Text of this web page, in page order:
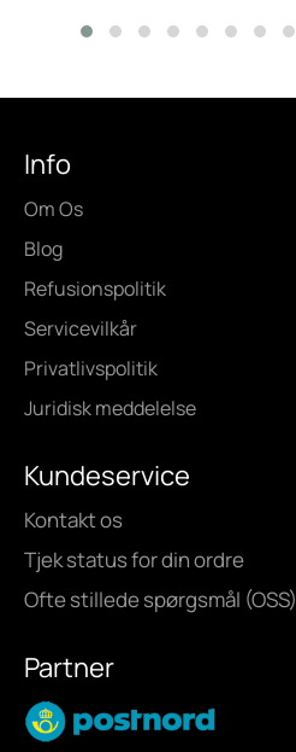
Info
Om Os
Blog
Refusionspolitik
Servicevilkår
Privatlivspolitik
Juridisk meddelelse
Kundeservice
Kontakt os
Tjek status for din ordre
Ofte stillede spørgsmål (OSS)
Partner